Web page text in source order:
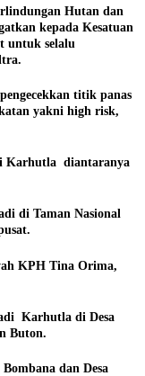
Hutan dan
kepada Kesatuan
untuk selalu
titik panas
yakni high risk,
Karhutla diantaranya
di Taman Nasional
KPH Tina Orima,
Karhutla di Desa
Buton.
dan Desa